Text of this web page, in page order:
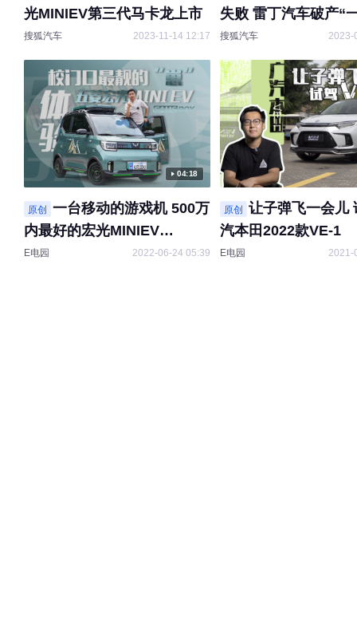
光MINIEV第三代马卡龙上市
搜狐汽车 2023-11-14 12:17
失败 雷丁汽车破产“
毛”
搜狐汽车 2023-
04:18
原创
一台移动的游戏机 500万
内最好的宏光MINIEV
GAMEBOY
E电园 2022-06-24 05:39
原创
让子弹飞一会儿
汽本田2022款VE-1
E电园 2021-